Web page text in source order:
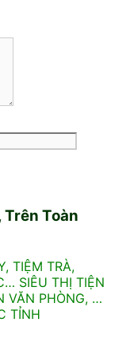
Trên Toàn
TIỆM TRÀ,
SIÊU THỊ TIỆN
VĂN PHÒNG, …
TỈNH